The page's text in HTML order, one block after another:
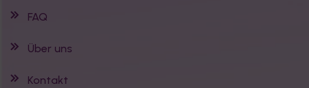
FAQ
Über uns
Kontakt